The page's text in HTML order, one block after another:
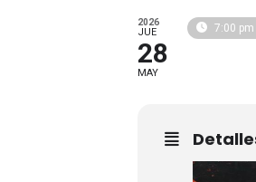
2026
JUE
28
MAY
7:00 pm